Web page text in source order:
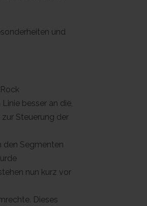
und
besser an die,
Steuerung der
den Segmenten
nun kurz vor
Dieses